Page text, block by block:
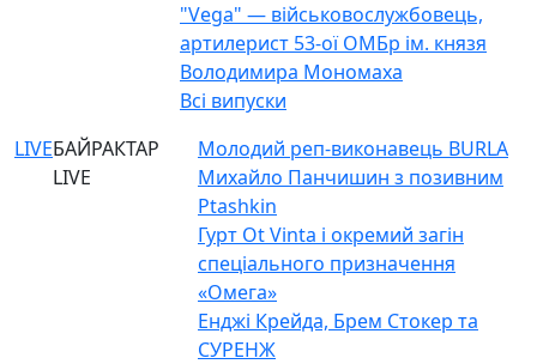
"Vega" — військовослужбовець,
артилерист 53-ої ОМБр ім. князя
Володимира Мономаха
Всі випуски
LIVEБАЙРАКТАР
LIVE
Молодий реп-виконавець BURLA
Михайло Панчишин з позивним
Ptashkin
Гурт Ot Vinta і окремий загін
спеціального призначення
«Омега»
Енджі Крейда, Брем Стокер та
СУРЕНЖ